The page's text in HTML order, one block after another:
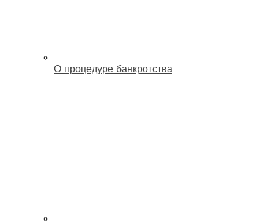
О процедуре банкротства